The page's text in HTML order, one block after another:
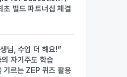
초 빌드 파트너십 체결
님, 수업 더 해요!”
자기주도 학습
기르는 ZEP 퀴즈 활용